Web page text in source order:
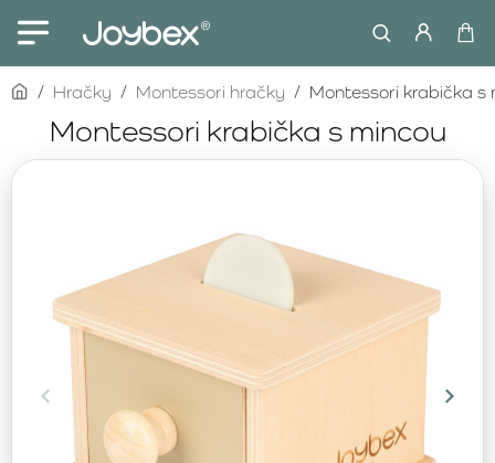
Montessori krabička s mincou
homeHračky Montessori hračky Montessori krabička s